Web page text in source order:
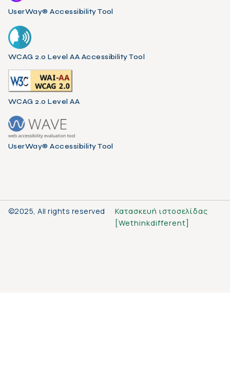
UserWay® Accessibility Tool
WCAG 2.0 Level AA Accessibility Tool
WCAG 2.0 Level AA
UserWay® Accessibility Tool
©2025, All rights reserved
Κατασκευή ιστοσελίδας
[Wethinkdifferent]